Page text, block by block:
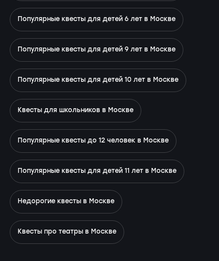
Популярные квесты для детей 6 лет в Москве
Популярные квесты для детей 9 лет в Москве
Популярные квесты для детей 10 лет в Москве
Квесты для школьников в Москве
Популярные квесты до 12 человек в Москве
Популярные квесты для детей 11 лет в Москве
Недорогие квесты в Москве
Квесты про театры в Москве